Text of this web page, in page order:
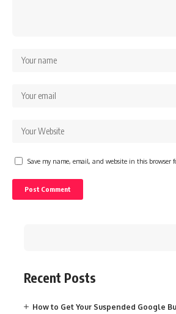
Save my name, email, and website in this browser
Recent Posts
How to Get Your Suspended Google